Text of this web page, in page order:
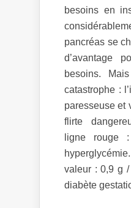
besoins en
pancréas se
d’avantage
besoins.
catastrophe :
paresseuse et
flirte
ligne rouge
valeur : 0,9 g
diabète